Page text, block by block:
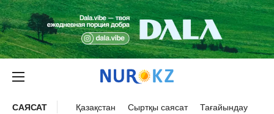
САЯСАТ Қазақстан Сыртқы саясат Тағайындау